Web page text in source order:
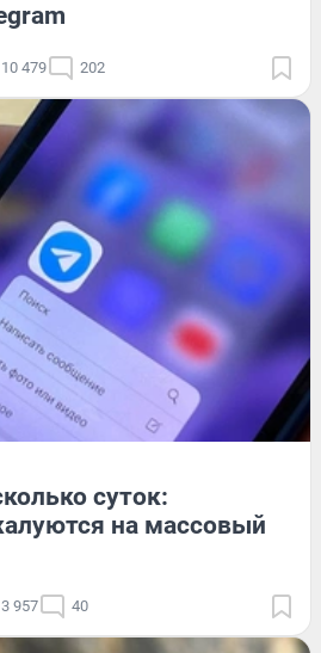
10 479 202
суток:
на массовый
3 957 40